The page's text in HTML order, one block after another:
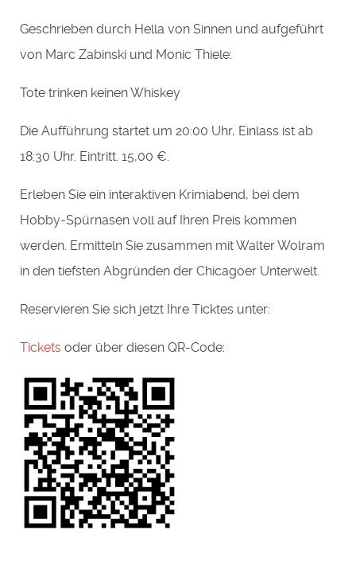
Geschrieben durch Hella von Sinnen und aufgeführt
von Marc Zabinski und Monic Thiele:
Tote trinken keinen Whiskey
Die Aufführung startet um 20:00 Uhr, Einlass ist ab
18:30 Uhr. Eintritt. 15,00 €.
Erleben Sie ein interaktiven Krimiabend, bei dem
Hobby-Spürnasen voll auf Ihren Preis kommen
werden. Ermitteln Sie zusammen mit Walter Wolram
in den tiefsten Abgründen der Chicagoer Unterwelt.
Reservieren Sie sich jetzt Ihre Ticktes unter:
Tickets oder über diesen QR-Code: